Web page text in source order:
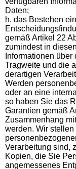
Daten;
h. das Bestehen
gemäß Artikel 22
zumindest in
Informationen
Tragweite und die
derartigen
Werden
oder an eine
so haben Sie das
Garantien gemäß
Zusammenhang
werden. Wir
Verarbeitung sind,
Kopien, die Sie
angemessenes